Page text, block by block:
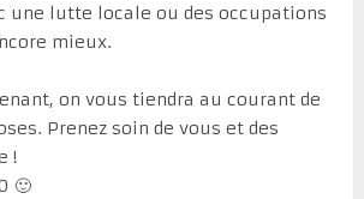
une lutte locale ou des occupations
mieux.
on vous tiendra au courant de
Prenez soin de vous et des
!
🙂